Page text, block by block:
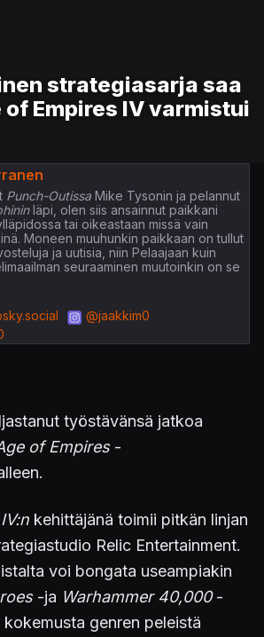
strategiasarja saa
Empires IV varmistui
Punch-OutissaMike Tysonin ja pelannut
läpi, olen siis ansainnut paikkani
tai oikeastaan missä vain
Moneen muuhunkin paikkaan on tullut
ja uutisia, niin Pelaajaan kuin
seuraaminen muutoinkin on se
@jaakkim0
työstävänsä jatkoa
of Empires-
kehittäjänä toimii pitkän linjan
Relic Entertainment.
voi bongata useampiakin
-ja Warhammer 40,000-
genren peleistä